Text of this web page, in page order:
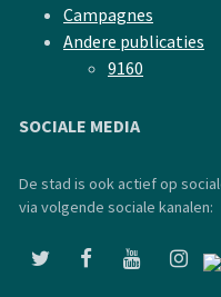
Campagnes
Andere publicaties
9160
SOCIALE MEDIA
De stad is ook actief op
via volgende sociale kanalen: